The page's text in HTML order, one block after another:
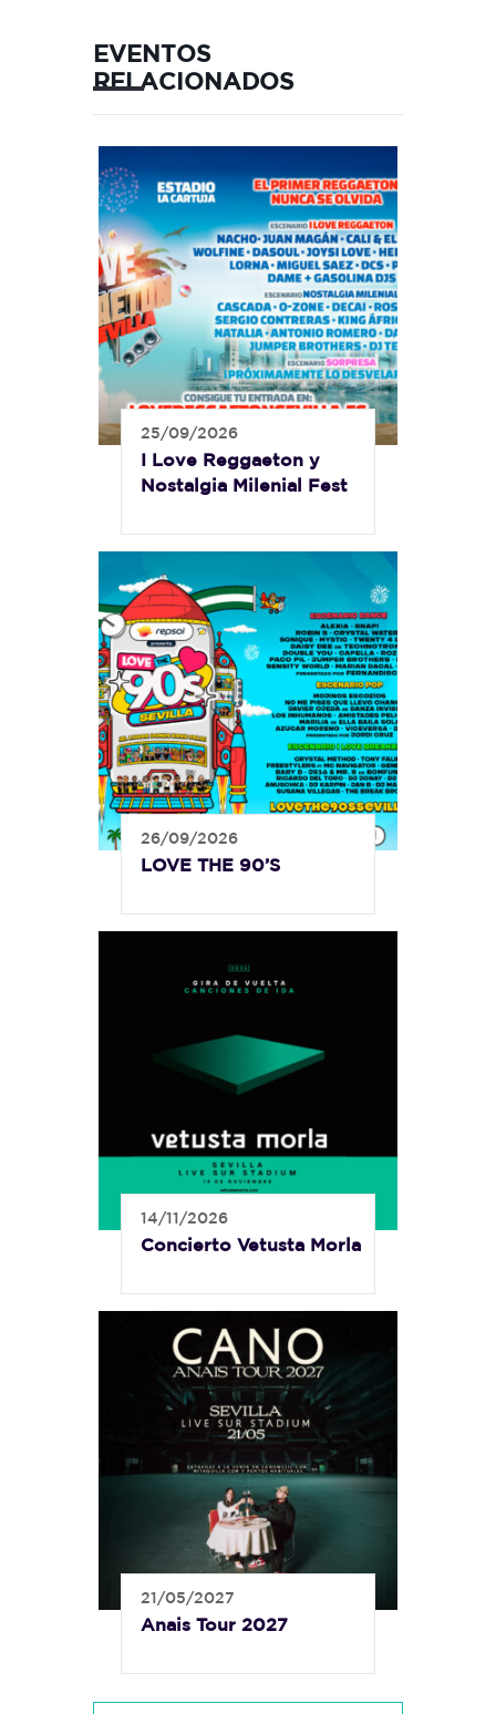
EVENTOS
RELACIONADOS
25/09/2026
I Love Reggaeton y
Nostalgia Milenial Fest
26/09/2026
LOVE THE 90’S
14/11/2026
Concierto Vetusta Morla
21/05/2027
Anais Tour 2027